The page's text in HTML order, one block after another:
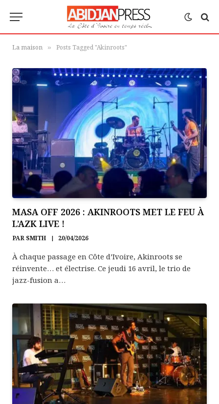
La maison » Posts Tagged "Akinroots"
MASA OFF 2026 : AKINROOTS MET LE FEU À
L’AZK LIVE !
PAR SMITH 20/04/2026
À chaque passage en Côte d’Ivoire, Akinroots se
réinvente… et électrise. Ce jeudi 16 avril, le trio de
jazz-fusion a…